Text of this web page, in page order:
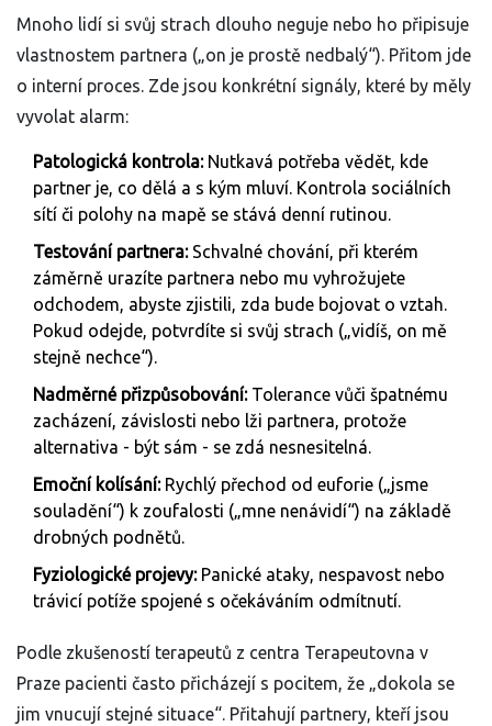
Mnoho lidí si svůj strach dlouho neguje nebo ho připisuje
vlastnostem partnera („on je prostě nedbalý“). Přitom jde
o interní proces. Zde jsou konkrétní signály, které by měly
vyvolat alarm:
Patologická kontrola:Nutkavá potřeba vědět, kde
partner je, co dělá a s kým mluví. Kontrola sociálních
sítí či polohy na mapě se stává denní rutinou.
Testování partnera:Schvalné chování, při kterém
záměrně urazíte partnera nebo mu vyhrožujete
odchodem, abyste zjistili, zda bude bojovat o vztah.
Pokud odejde, potvrdíte si svůj strach („vidíš, on mě
stejně nechce“).
Nadměrné přizpůsobování:Tolerance vůči špatnému
zacházení, závislosti nebo lži partnera, protože
alternativa - být sám - se zdá nesnesitelná.
Emoční kolísání:Rychlý přechod od euforie („jsme
souladění“) k zoufalosti („mne nenávidí“) na základě
drobných podnětů.
Fyziologické projevy:Panické ataky, nespavost nebo
trávicí potíže spojené s očekáváním odmítnutí.
Podle zkušeností terapeutů z centra Terapeutovna v
Praze pacienti často přicházejí s pocitem, že „dokola se
jim vnucují stejné situace“. Přitahují partnery, kteří jsou